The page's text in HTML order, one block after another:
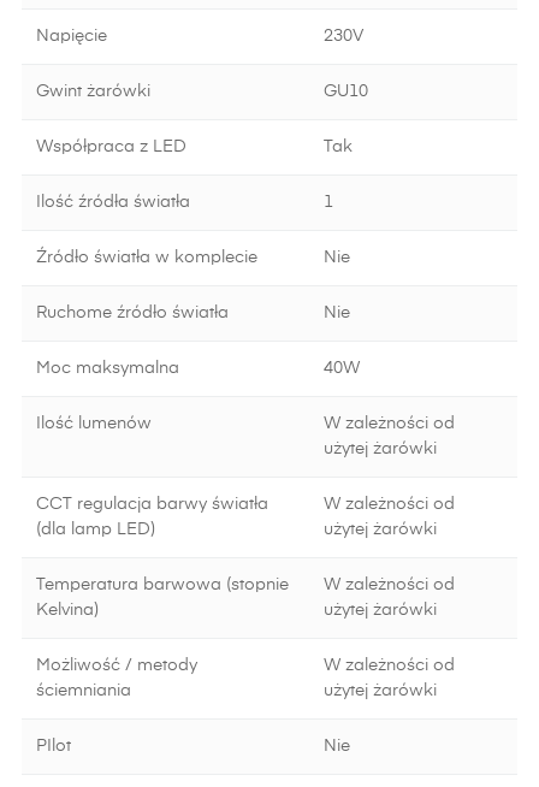
Napięcie 230V
Gwint żarówki GU10
Współpraca z LED Tak
Ilość źródła światła 1
Źródło światła w komplecie Nie
Ruchome źródło światła Nie
Moc maksymalna 40W
Ilość lumenów
W zależności od
użytej żarówki
CCT regulacja barwy światła
(dla lamp LED)
W zależności od
użytej żarówki
Temperatura barwowa (stopnie
Kelvina)
W zależności od
użytej żarówki
Możliwość / metody
ściemniania
W zależności od
użytej żarówki
PIlot Nie